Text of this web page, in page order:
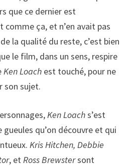
que ce dernier est
ça, et n’en avait pas
la qualité du reste, c’est bien
le film, dans un sens, respire
Ken Loachest touché, pour ne
son sujet.
Ken Loachs’est
qu’on découvre et qui
Kris Hitchen, Debbie
, etRoss Brewstersont